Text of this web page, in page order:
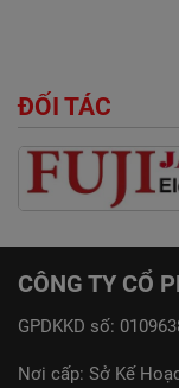
ĐỐI TÁC
CÔNG TY CỔ
GPDKKD số:
Nơi cấp: Sở Kế